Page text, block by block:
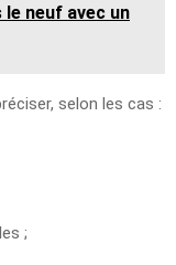
neuf avec un
selon les cas :
;